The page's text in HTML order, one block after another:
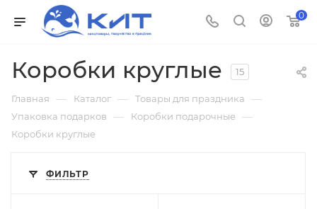
0
Коробки круглые 15
Главная — Каталог — Товары для праздника —
Упаковка подарков — Коробки подарочные —
Коробки круглые
ФИЛЬТР